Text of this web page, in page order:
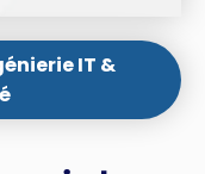
IT &